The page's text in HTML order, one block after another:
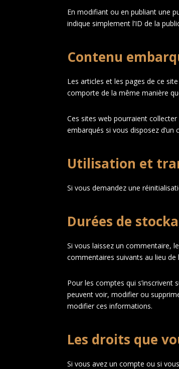
En modifiant ou en publiant une
indique simplement l’ID de la
Contenu
Les articles et les pages de ce
comporte de la même manière
Ces sites web pourraient
embarqués si vous disposez
Utilisation et
Si vous demandez une
Durées de
Si vous laissez un commentaire,
commentaires suivants au lieu
Pour les comptes qui
peuvent voir, modifier ou
modifier ces informations.
Les droits que
Si vous avez un compte ou si